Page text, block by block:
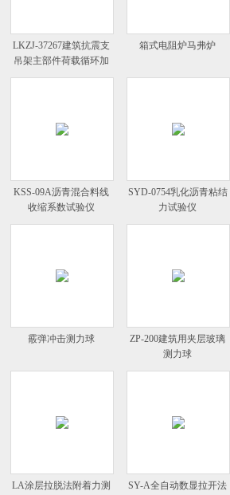
LKZJ-37267建筑抗震支
吊架主部件荷载循环加
载试验机
箱式电阻炉马弗炉
KSS-09A沥青混合料线
收缩系数试验仪
SYD-0754乳化沥青粘结
力试验仪
霰弹冲击测力球
ZP-200建筑用夹层玻璃
测力球
LA涂层拉脱法附着力测
SY-A全自动数显拉开法